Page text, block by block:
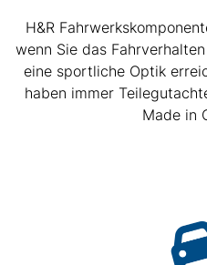
H&R
wenn Sie das
eine sportliche Optik
haben immer
Made in